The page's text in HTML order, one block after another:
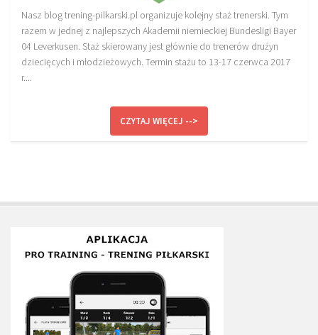
Nasz blog trening-pilkarski.pl organizuje kolejny staż trenerski. Tym
razem w jednej z najlepszych Akademii niemieckiej Bundesligi Bayer
04 Leverkusen. Staż skierowany jest głównie do trenerów drużyn
dziecięcych i młodzieżowych. Termin stażu to 13-17 czerwca 2017
r....
CZYTAJ WIĘCEJ -->